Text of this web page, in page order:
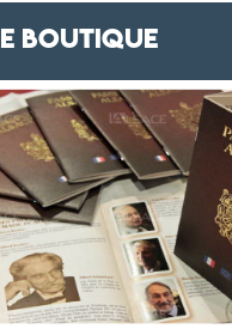
BOUTIQUE